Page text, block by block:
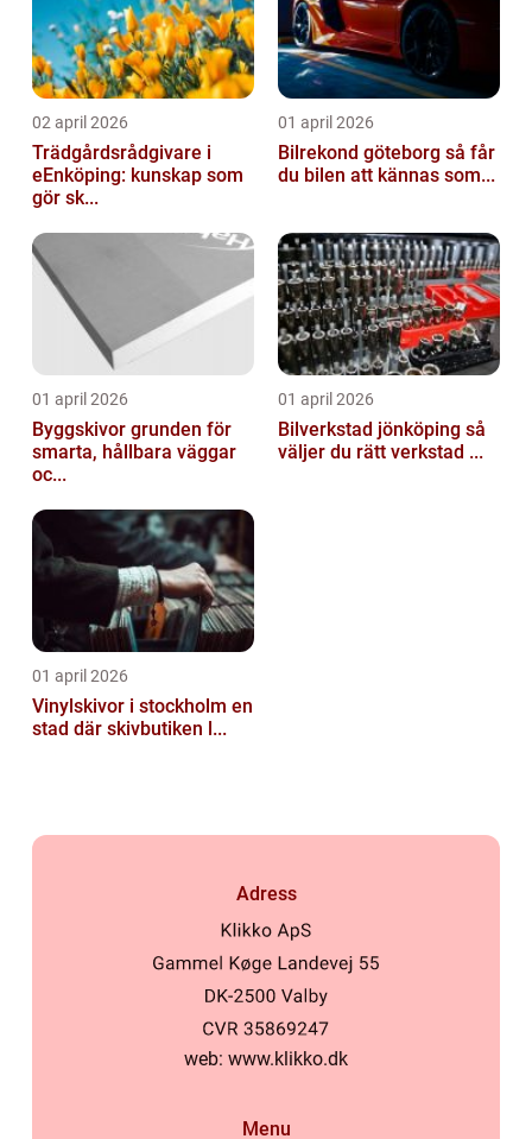
02 april 2026
Trädgårdsrådgivare i
eEnköping: kunskap som
gör sk...
01 april 2026
Bilrekond göteborg så får
du bilen att kännas som...
01 april 2026
Byggskivor grunden för
smarta, hållbara väggar
oc...
01 april 2026
Bilverkstad jönköping så
väljer du rätt verkstad ...
01 april 2026
Vinylskivor i stockholm en
stad där skivbutiken l...
Adress
web: www.klikko.dk
Menu